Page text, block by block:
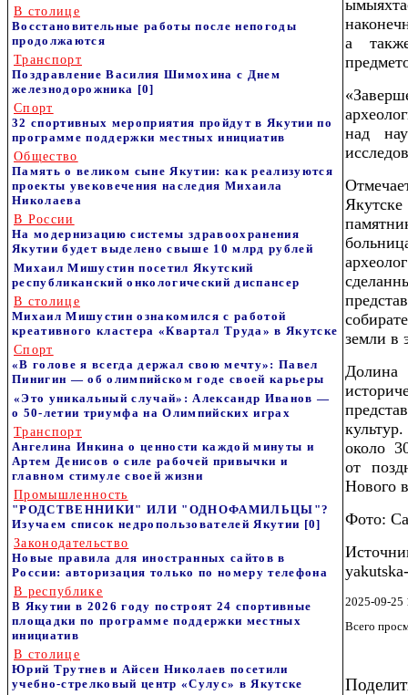
В столице
Восстановительные работы после непогоды
продолжаются
Транспорт
Поздравление Василия Шимохина с Днем
железнодорожника [0]
Спорт
32 спортивных мероприятия пройдут в Якутии по
программе поддержки местных инициатив
Общество
Память о великом сыне Якутии: как реализуются
проекты увековечения наследия Михаила
Николаева
В России
На модернизацию системы здравоохранения
Якутии будет выделено свыше 10 млрд рублей
Михаил Мишустин посетил Якутский
республиканский онкологический диспансер
В столице
Михаил Мишустин ознакомился с работой
креативного кластера «Квартал Труда» в Якутске
Спорт
«В голове я всегда держал свою мечту»: Павел
Пинигин — об олимпийском годе своей карьеры
«Это уникальный случай»: Александр Иванов —
о 50-летии триумфа на Олимпийских играх
Транспорт
Ангелина Инкина о ценности каждой минуты и
Артем Денисов о силе рабочей привычки и
главном стимуле своей жизни
Промышленность
"РОДСТВЕННИКИ" ИЛИ "ОДНОФАМИЛЬЦЫ"?
Изучаем список недропользователей Якутии [0]
Законодательство
Новые правила для иностранных сайтов в
России: авторизация только по номеру телефона
В республике
В Якутии в 2026 году построят 24 спортивные
площадки по программе поддержки местных
инициатив
В столице
Юрий Трутнев и Айсен Николаев посетили
учебно-стрелковый центр «Сулус» в Якутске
а
над
земли в
Долина
около
от
Нового
Фото:
2025-09-25
Всего